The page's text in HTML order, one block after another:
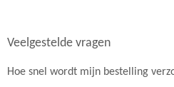
Veelgestelde vragen
Hoe snel wordt mijn bestelling